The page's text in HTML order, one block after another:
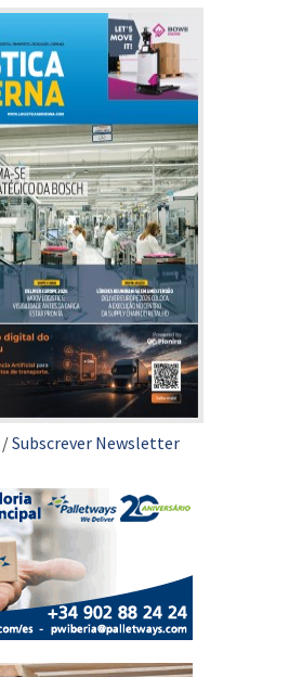
/Subscrever Newsletter